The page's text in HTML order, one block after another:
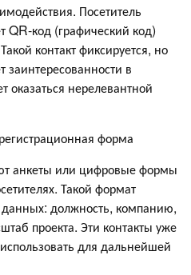
Посетитель
QR-код (графический код)
контакт фиксируется, но
в
оказаться нерелевантной
форма
анкеты или цифровые формы
Такой формат
данных: должность, компанию,
проекта. Эти контакты уже
для дальнейшей